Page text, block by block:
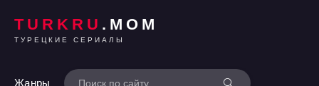
TURKRU .MOM
ТУРЕЦКИЕ СЕРИАЛЫ
Жанры